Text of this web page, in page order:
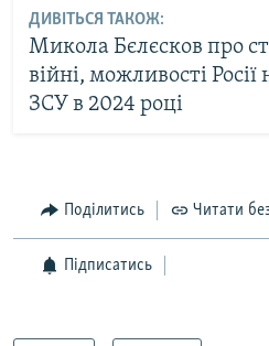
ДИВІТЬСЯ ТАКОЖ:
Микола Бєлєсков про
війні, можливості
ЗСУ в 2024 році
Поділитись Читати
Підписатись